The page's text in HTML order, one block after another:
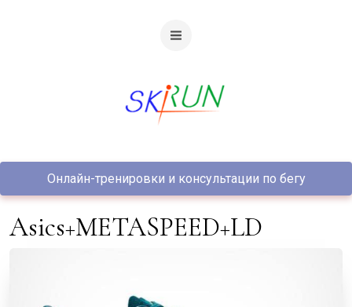
Онлайн-тренировки и консультации по бегу
Asics+METASPEED+LD